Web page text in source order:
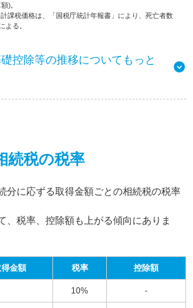
)。
課税価格は、「国税庁統計年報書」により、死亡者数
よる。
控除等の推移についてもっと
続税の税率
分に応ずる取得金額ごとの相続税の税率
、税率、控除額も上がる傾向にありま
金額 税率 控除額
10% -